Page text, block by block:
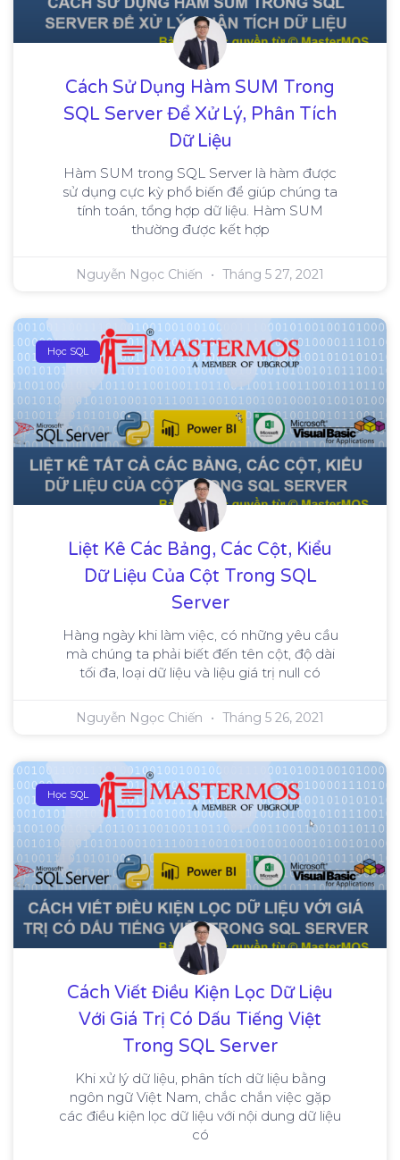
Cách Sử Dụng Hàm SUM Trong
SQL Server Để Xử Lý, Phân Tích
Dữ Liệu
Hàm SUM trong SQL Server là hàm được
sử dụng cực kỳ phổ biến để giúp chúng ta
tính toán, tổng hợp dữ liệu. Hàm SUM
thường được kết hợp
Nguyễn Ngọc Chiến Tháng 5 27, 2021
Học SQL
Liệt Kê Các Bảng, Các Cột, Kiểu
Dữ Liệu Của Cột Trong SQL
Server
Hàng ngày khi làm việc, có những yêu cầu
mà chúng ta phải biết đến tên cột, độ dài
tối đa, loại dữ liệu và liệu giá trị null có
Nguyễn Ngọc Chiến Tháng 5 26, 2021
Học SQL
Cách Viết Điều Kiện Lọc Dữ Liệu
Với Giá Trị Có Dấu Tiếng Việt
Trong SQL Server
Khi xử lý dữ liệu, phân tích dữ liệu bằng
ngôn ngữ Việt Nam, chắc chắn việc gặp
các điều kiện lọc dữ liệu với nội dung dữ liệu
có